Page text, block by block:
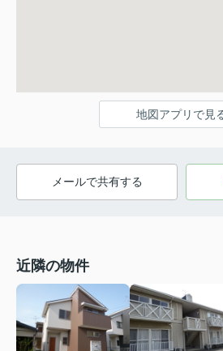
地図アプリで見
メールで共有する
近隣の物件